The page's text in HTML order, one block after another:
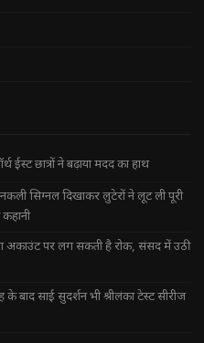
छात्रों ने बढ़ाया मदद का हाथ
सिग्नल दिखाकर लुटेरों ने लूट ली पूरी
अकाउंट पर लग सकती है रोक, संसद में उठी
के बाद साई सुदर्शन भी श्रीलंका टेस्ट सीरीज